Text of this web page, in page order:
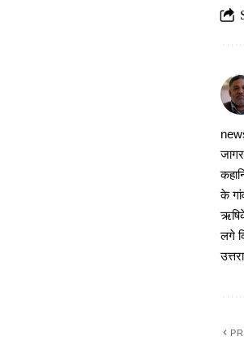
के
लगे